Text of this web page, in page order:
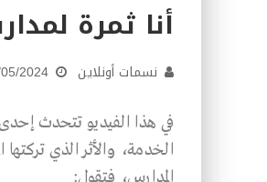
أنا ثمرة
نسمات أونلاين 2024
في هذا الفيديو تتحدث
الخدمة، والأثر الذي
المدارس، فتقول: